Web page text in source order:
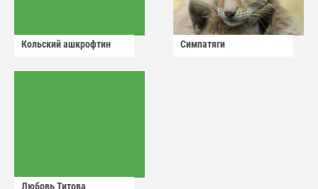
Кольский ашкрофтин Симпатяги
Любовь Титова